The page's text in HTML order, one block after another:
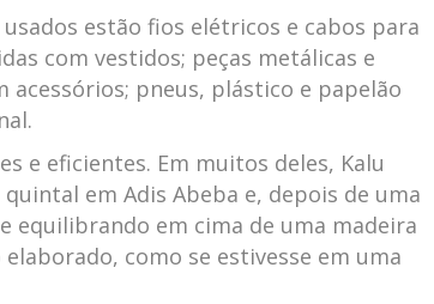
estão fios elétricos e cabos para
com vestidos; peças metálicas e
acessórios; pneus, plástico e papelão
e eficientes. Em muitos deles, Kalu
em Adis Abeba e, depois de uma
equilibrando em cima de uma madeira
como se estivesse em uma